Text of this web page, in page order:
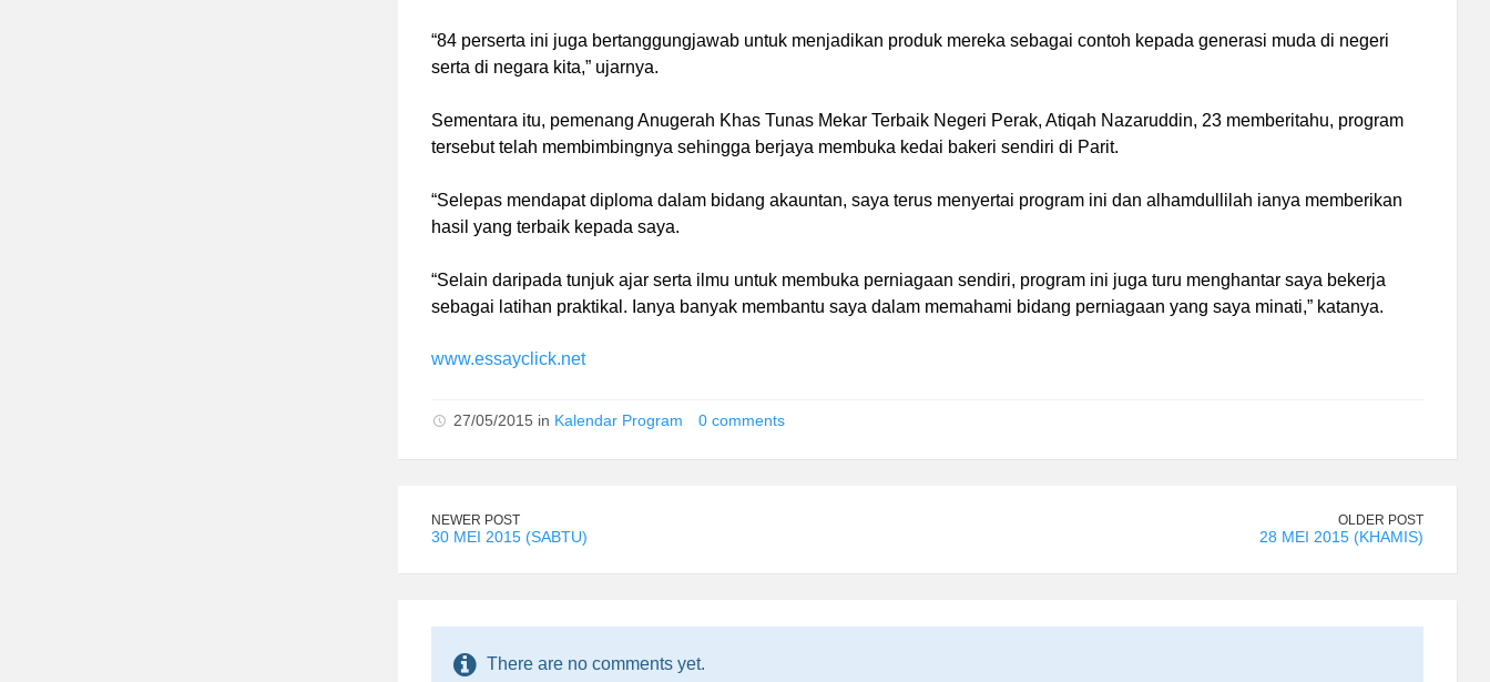
“84 perserta ini juga bertanggungjawab untuk menjadikan produk mereka sebagai contoh kepada generasi muda di negeri
serta di negara kita,” ujarnya.
Sementara itu, pemenang Anugerah Khas Tunas Mekar Terbaik Negeri Perak, Atiqah Nazaruddin, 23 memberitahu, program
tersebut telah membimbingnya sehingga berjaya membuka kedai bakeri sendiri di Parit.
“Selepas mendapat diploma dalam bidang akauntan, saya terus menyertai program ini dan alhamdullilah ianya memberikan
hasil yang terbaik kepada saya.
“Selain daripada tunjuk ajar serta ilmu untuk membuka perniagaan sendiri, program ini juga turu menghantar saya bekerja
sebagai latihan praktikal. Ianya banyak membantu saya dalam memahami bidang perniagaan yang saya minati,” katanya.
www.essayclick.net
27/05/2015 in Kalendar Program 0 comments
NEWER POST
30 MEI 2015 (SABTU)
OLDER POST
28 MEI 2015 (KHAMIS)
There are no comments yet.